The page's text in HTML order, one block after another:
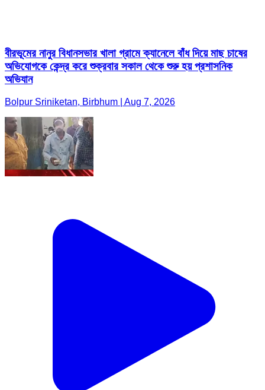
বীরভূমের নানুর বিধানসভার খালা গ্রামে ক্যানেলে বাঁধ দিয়ে মাছ চাষের
অভিযোগকে কেন্দ্র করে শুক্রবার সকাল থেকে শুরু হয় প্রশাসনিক
অভিযান
Bolpur Sriniketan, Birbhum | Aug 7, 2026